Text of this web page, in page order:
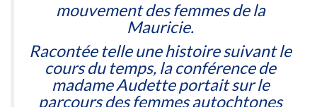
mouvement des femmes de la
Mauricie.
Racontée telle une histoire suivant le
cours du temps, la conférence de
madame Audette portait sur le
parcours des femmes autochtones